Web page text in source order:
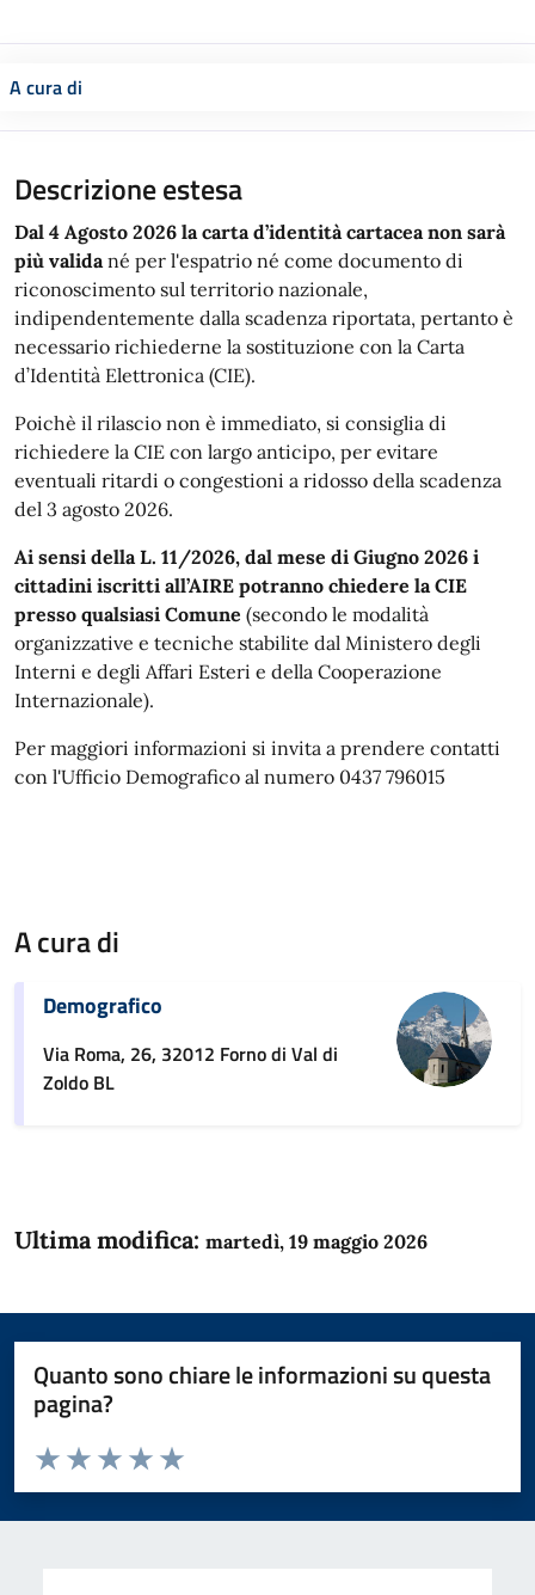
A cura di
Descrizione estesa
Dal 4 Agosto 2026 la carta d’identità cartacea non sarà
più validané per l'espatrio né come documento di
riconoscimento sul territorio nazionale,
indipendentemente dalla scadenza riportata, pertanto è
necessario richiederne la sostituzione con la Carta
d’Identità Elettronica (CIE).
Poichè il rilascio non è immediato, si consiglia di
richiedere la CIE con largo anticipo, per evitare
eventuali ritardi o congestioni a ridosso della scadenza
del 3 agosto 2026.
Ai sensi della L. 11/2026, dal mese di Giugno 2026 i
cittadini iscritti all’AIRE potranno chiedere la CIE
presso qualsiasi Comune (secondo le modalità
organizzative e tecniche stabilite dal Ministero degli
Interni e degli Affari Esteri e della Cooperazione
Internazionale).
Per maggiori informazioni si invita a prendere contatti
con l'Ufficio Demografico al numero 0437 796015
A cura di
Demografico
Via Roma, 26, 32012 Forno di Val di
Zoldo BL
Ultima modifica: martedì, 19 maggio 2026
Quanto sono chiare le informazioni su questa
pagina?
Domanda
Valuta da 1 a 5 stelle la pagina
Valuta 5 stelle su 5
Valuta 4 stelle su 5
Valuta 3 stelle su 5
Valuta 2 stelle su 5
Valuta 1 stelle su 5